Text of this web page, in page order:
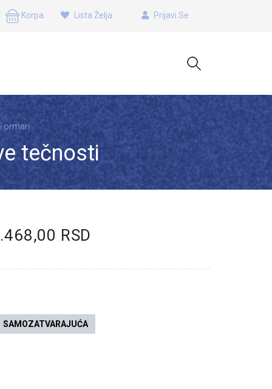
Korpa Lista Želja Prijavi Se
ormari
tečnosti
RSD
SAMOZATVARAJUĆA